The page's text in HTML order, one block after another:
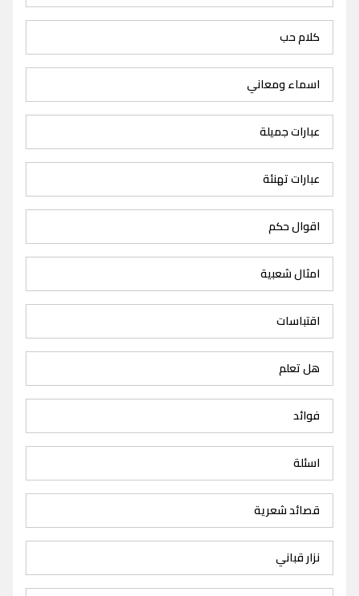
كلام حب
اسماء ومعاني
عبارات جميلة
عبارات تهنئة
اقوال حكم
امثال شعبية
اقتباسات
هل تعلم
فوائد
اسئلة
قصائد شعرية
نزار قباني